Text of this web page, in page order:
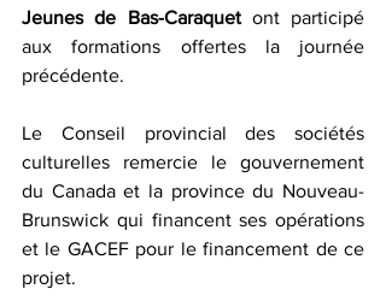
Jeunes de Bas-Caraquet ont participé
aux formations offertes la journée
précédente.
Le Conseil provincial des sociétés
culturelles remercie le gouvernement
du Canada et la province du Nouveau-
Brunswick qui financent ses opérations
et le GACEF pour le financement de ce
projet.